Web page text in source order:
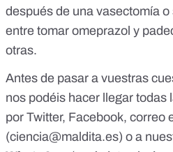
después de una vasectomía
entre tomar omeprazol y
otras.
Antes de pasar a vuestras
nos podéis hacer llegar todas
por Twitter, Facebook, correo
(ciencia@maldita.es) o a